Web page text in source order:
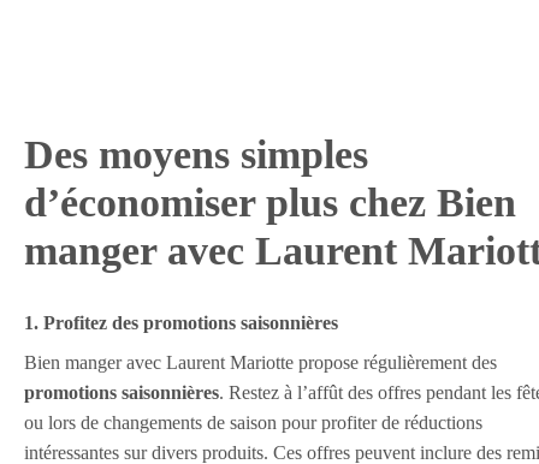
Des moyens simples
d’économiser plus chez Bien
manger avec Laurent
1. Profitez des promotions saisonnières
Bien manger avec Laurent Mariotte propose régulièrement des
promotions saisonnières. Restez à l’affût des offres pendant les
ou lors de changements de saison pour profiter de réductions
intéressantes sur divers produits. Ces offres peuvent inclure des